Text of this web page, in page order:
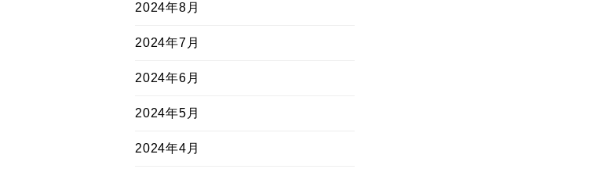
2024年8月
2024年7月
2024年6月
2024年5月
2024年4月